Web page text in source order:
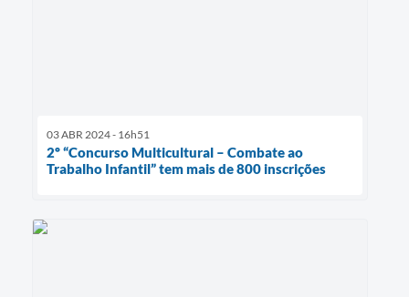
03 ABR 2024 - 16h51
2º “Concurso Multicultural – Combate ao
Trabalho Infantil” tem mais de 800 inscrições